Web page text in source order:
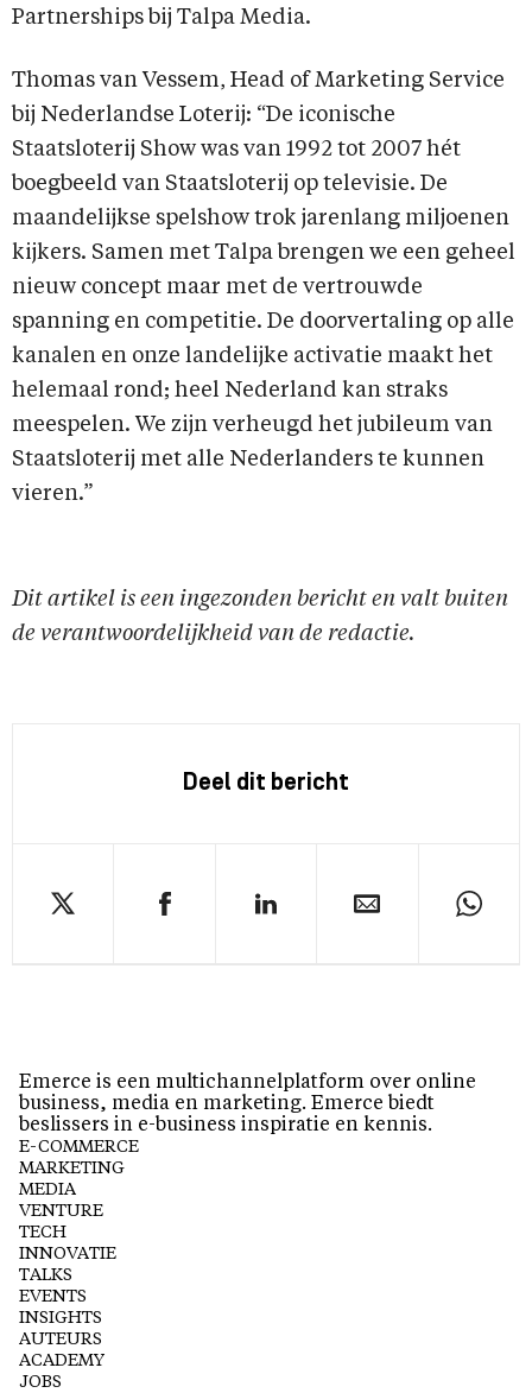
Partnerships bij Talpa Media.
Thomas van Vessem, Head of Marketing Service
bij Nederlandse Loterij: “De iconische
Staatsloterij Show was van 1992 tot 2007 hét
boegbeeld van Staatsloterij op televisie. De
maandelijkse spelshow trok jarenlang miljoenen
kijkers. Samen met Talpa brengen we een geheel
nieuw concept maar met de vertrouwde
spanning en competitie. De doorvertaling op alle
kanalen en onze landelijke activatie maakt het
helemaal rond; heel Nederland kan straks
meespelen. We zijn verheugd het jubileum van
Staatsloterij met alle Nederlanders te kunnen
vieren.”
Dit artikel is een ingezonden bericht en valt buiten
de verantwoordelijkheid van de redactie.
Deel dit bericht
Emerce is een multichannelplatform over online
business, media en marketing. Emerce biedt
beslissers in e-business inspiratie en kennis.
E-COMMERCE
MARKETING
MEDIA
VENTURE
TECH
INNOVATIE
TALKS
EVENTS
INSIGHTS
AUTEURS
ACADEMY
JOBS